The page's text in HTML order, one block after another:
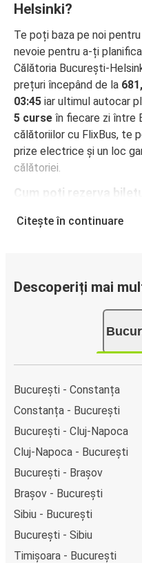
Helsinki?
Te poți baza pe noi
nevoie pentru a-ți
Călătoria București-
prețuri începând de la
03:45 iar ultimul autocar
5 curse în fiecare zi între
călătoriilor cu FlixBus, te
prize electrice și un loc
călătoriei.
Cum poți rezerva
clicuri. La achiziționarea
Apple Pay. Alternativ,
autocarelor sau la unul
Citește în continuare
Descoperiți mai
București - Constanța
Constanța - București
București - Cluj-Napoca
Cluj-Napoca - București
București - Brașov
Brașov - București
Sibiu - București
București - Sibiu
Timișoara - București